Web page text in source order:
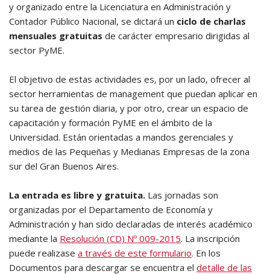
y organizado entre la Licenciatura en Administración y
Contador Público Nacional, se dictará un ciclo de charlas
mensuales gratuitas de carácter empresario dirigidas al
sector PyME.
El objetivo de estas actividades es, por un lado, ofrecer al
sector herramientas de management que puedan aplicar en
su tarea de gestión diaria, y por otro, crear un espacio de
capacitación y formación PyME en el ámbito de la
Universidad. Están orientadas a mandos gerenciales y
medios de las Pequeñas y Medianas Empresas de la zona
sur del Gran Buenos Aires.
La entrada es libre y gratuita. Las jornadas son
organizadas por el Departamento de Economía y
Administración y han sido declaradas de interés académico
mediante la Resolución (CD) Nº 009-2015. La inscripción
puede realizase a través de este formulario. En los
Documentos para descargar se encuentra el detalle de las